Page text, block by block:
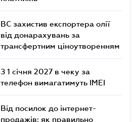
ВС захистив експортера олії
від донарахувань за
трансфертним ціноутворенням
З 1 січня 2027 в чеку за
телефон вимагатимуть IMEI
Від посилок до інтернет-
продажів: як правильно